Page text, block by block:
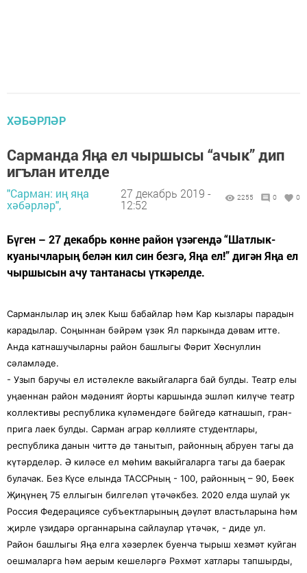
ХӘБӘРЛӘР
Сарманда Яңа ел чыршысы “ачык” дип
игълан ителде
"Сарман: иң яңа
хәбәрләр",
27 декабрь 2019 -
12:52
2255 0 0
Бүген – 27 декабрь көнне район үзәгендә “Шатлык-
куанычларың белән кил син безгә, Яңа ел!” дигән Яңа ел
чыршысын ачу тантанасы үткәрелде.
Сарманлылар иң элек Кыш бабайлар һәм Кар кызлары парадын
карадылар. Соңыннан бәйрәм үзәк Ял паркында дәвам итте.
Анда катнашучыларны район башлыгы Фәрит Хөснуллин
сәламләде.
- Узып баручы ел истәлекле вакыйгаларга бай булды. Театр елы
уңаеннан район мәдәният йорты каршында эшләп килүче театр
коллективы республика күләмендәге бәйгедә катнашып, гран-
прига лаек булды. Сарман аграр көллияте студентлары,
республика данын читтә дә танытып, районның абруен тагы да
күтәрделәр. Ә киләсе ел мөһим вакыйгаларга тагы да баерак
булачак. Без Күсе елында ТАССРның - 100, районның – 90, Бөек
Җиңүнең 75 еллыгын билгеләп үтәчәкбез. 2020 елда шулай ук
Россия Федерациясе субъектларының дәүләт властьларына һәм
җирле үзидарә органнарына сайлаулар үтәчәк, - диде ул.
Район башлыгы Яңа елга хәзерлек буенча тырыш хезмәт куйган
оешмаларга һәм аерым кешеләргә Рәхмәт хатлары тапшырды,